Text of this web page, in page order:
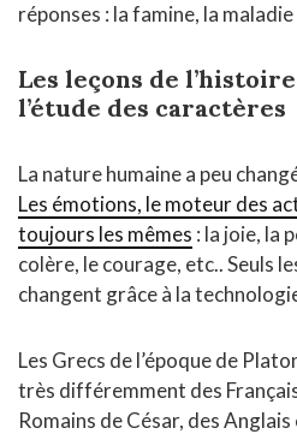
réponses : la famine, la
Les leçons de
l’étude des caractères
La nature humaine a peu
Les émotions, le moteur des
toujours les mêmes : la joie, la
colère, le courage, etc.. Seuls
changent grâce à la
Les Grecs de l’époque de
très différemment des Français
Romains de César, des